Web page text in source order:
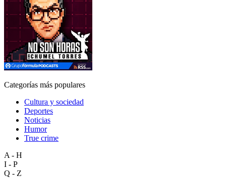
Categorías más populares
Cultura y sociedad
Deportes
Noticias
Humor
True crime
A - H
I - P
Q - Z